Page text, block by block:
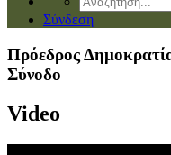
Σύνδεση
Πρόεδρος
Σύνοδο
Video